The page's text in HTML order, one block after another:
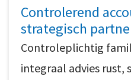
Controlerend
strategisch
Controleplichtig
integraal advies rust,